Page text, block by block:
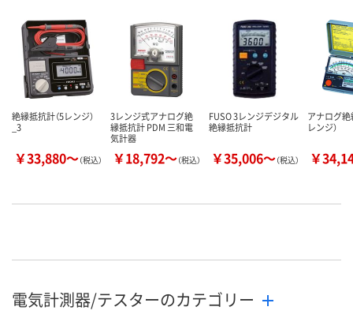
絶縁抵抗計（5レンジ）
_3
￥33,880～（税込）
3レンジ式アナログ絶
縁抵抗計 PDM 三和電
気計器
￥18,792～（税込）
FUSO 3レンジデジタル
絶縁抵抗計
￥35,006～（税込）
アナログ絶
レンジ）
￥
電気計測器/テスターのカテゴリー